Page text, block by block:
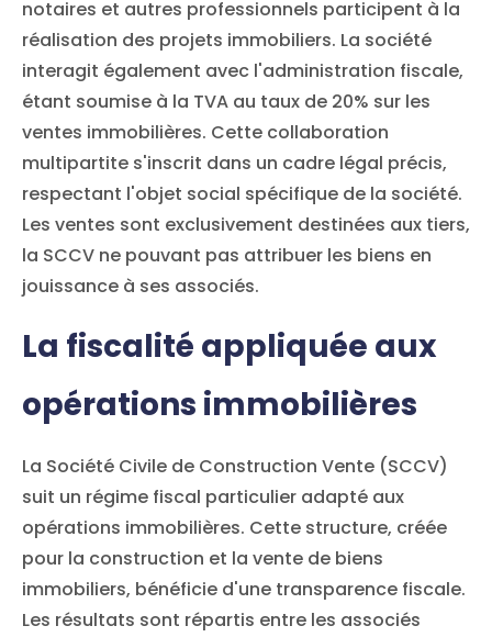
notaires et autres professionnels participent à la
réalisation des projets immobiliers. La société
interagit également avec l'administration fiscale,
étant soumise à la TVA au taux de 20% sur les
ventes immobilières. Cette collaboration
multipartite s'inscrit dans un cadre légal précis,
respectant l'objet social spécifique de la société.
Les ventes sont exclusivement destinées aux tiers,
la SCCV ne pouvant pas attribuer les biens en
jouissance à ses associés.
La fiscalité appliquée aux
opérations immobilières
La Société Civile de Construction Vente (SCCV)
suit un régime fiscal particulier adapté aux
opérations immobilières. Cette structure, créée
pour la construction et la vente de biens
immobiliers, bénéficie d'une transparence fiscale.
Les résultats sont répartis entre les associés